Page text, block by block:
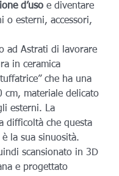
d’uso e diventare
o esterni, accessori,
ad Astrati di lavorare
in ceramica
che ha una
cm, materiale delicato
esterni. La
difficoltà che questa
la sua sinuosità.
scansionato in 3D
e progettato